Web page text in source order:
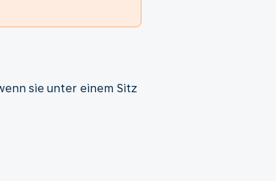
sie unter einem Sitz